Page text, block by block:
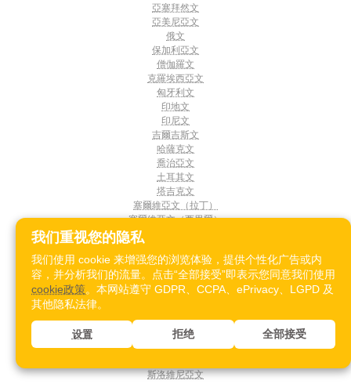
亞塞拜然文
亞美尼亞文
俄文
保加利亞文
僧伽羅文
克羅埃西亞文
匈牙利文
印地文
印尼文
吉爾吉斯文
哈薩克文
喬治亞文
土耳其文
塔吉克文
塞爾維亞文（拉丁）
塞爾維亞文（西里爾）
希臘文
德文
愛沙尼亞文
拉脫維亞文
挪威文
捷克文
斯洛維尼亞文
我们重视您的隐私
我们使用 cookie 来增强您的浏览体验，提供个性化广告或内
容，并分析我们的流量。点击“全部接受”即表示您同意我们使用
cookie政策。本网站遵守 GDPR、CCPA、ePrivacy、LGPD 及
其他隐私法律。
设置 拒绝 全部接受